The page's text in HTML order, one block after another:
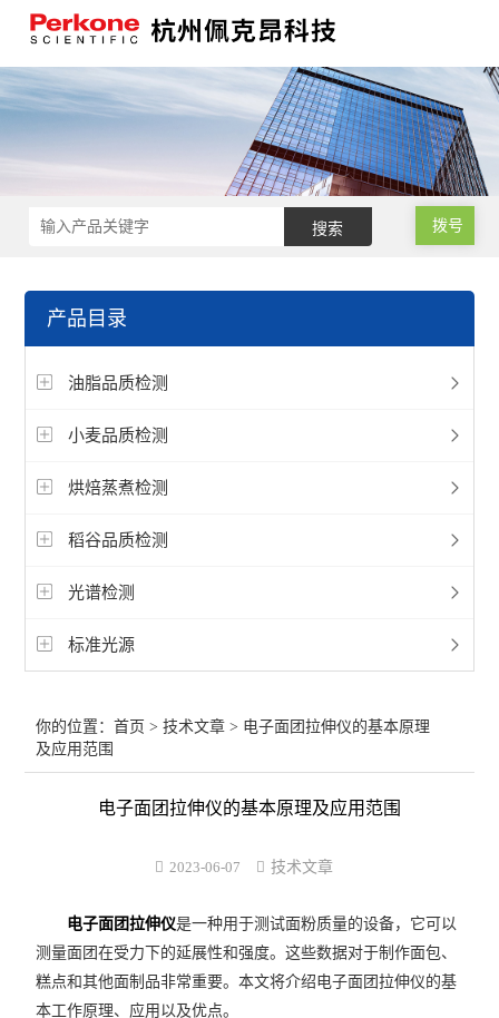
拨号
产品目录
油脂品质检测
小麦品质检测
烘焙蒸煮检测
稻谷品质检测
光谱检测
标准光源
你的位置：首页 >技术文章 > 电子面团拉伸仪的基本原理
及应用范围
电子面团拉伸仪的基本原理及应用范围
2023-06-07 技术文章
电子面团拉伸仪是一种用于测试面粉质量的设备，它可以
测量面团在受力下的延展性和强度。这些数据对于制作面包、
糕点和其他面制品非常重要。本文将介绍电子面团拉伸仪的基
本工作原理、应用以及优点。